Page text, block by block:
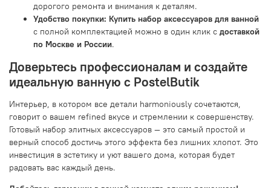
дорогого ремонта и внимания к деталям.
Удобство покупки: Купить набор аксессуаров для ванной
с полной комплектацией можно в один клик с доставкой
по Москве и России.
Доверьтесь профессионалам и создайте
идеальную ванную с PostelButik
Интерьер, в котором все детали harmoniously сочетаются,
говорит о вашем refined вкусе и стремлении к совершенству.
Готовый набор элитных аксессуаров — это самый простой и
верный способ достичь этого эффекта без лишних хлопот. Это
инвестиция в эстетику и уют вашего дома, которая будет
радовать вас каждый день.